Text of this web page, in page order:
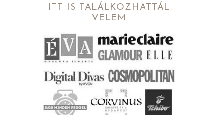
ITT IS TALÁLKOZHATTÁL
VELEM